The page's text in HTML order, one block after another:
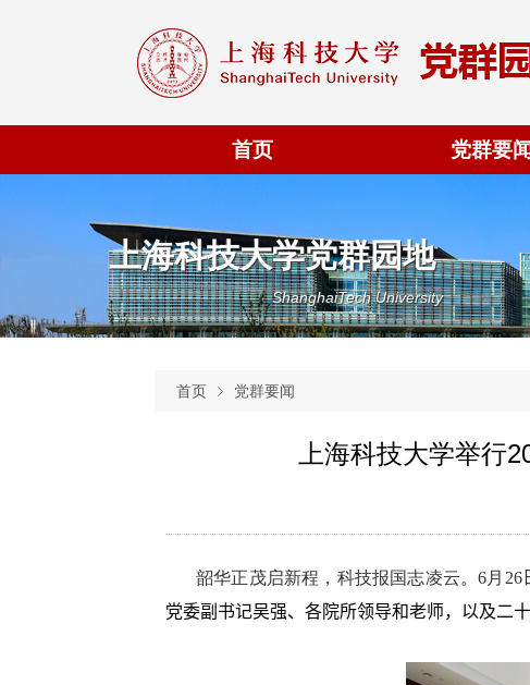
首页 党群要闻
上海科技大学党群园地
ShanghaiTech University
首页 党群要闻
上海科技大学举行
韶华正茂启新程，科技报国志凌云。6月 26
党委副书记吴强、 各院所领导和老师，以及二